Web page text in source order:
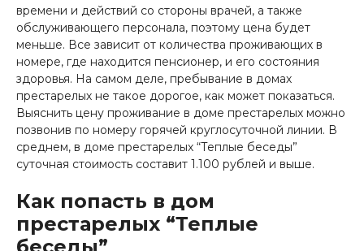
времени и действий со стороны врачей, а также
обслуживающего персонала, поэтому цена будет
меньше. Все зависит от количества проживающих в
номере, где находится пенсионер, и его состояния
здоровья. На самом деле, пребывание в домах
престарелых не такое дорогое, как может показаться.
Выяснить цену проживание в доме престарелых можно
позвонив по номеру горячей круглосуточной линии. В
среднем, в доме престарелых “Теплые беседы”
суточная стоимость составит 1.100 рублей и выше.
Как попасть в дом
престарелых “Теплые
беседы”